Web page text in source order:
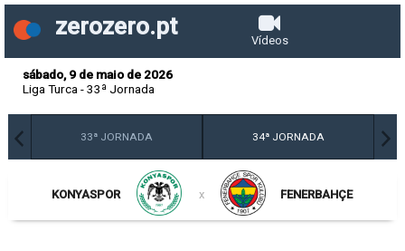
zerozero.pt
Vídeos
sábado, 9 de maio de 2026
Liga Turca -33ª Jornada
33ª JORNADA 34ª JORNADA
KONYASPOR x FENERBAHÇE